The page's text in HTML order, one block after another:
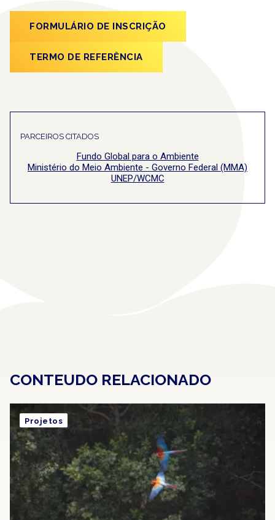
FORMULÁRIO DE INSCRIÇÃO
TERMO DE REFERÊNCIA
PARCEIROS CITADOS
Fundo Global para o Ambiente
Ministério do Meio Ambiente - Governo Federal (MMA)
UNEP/WCMC
CONTEUDO RELACIONADO
Projetos